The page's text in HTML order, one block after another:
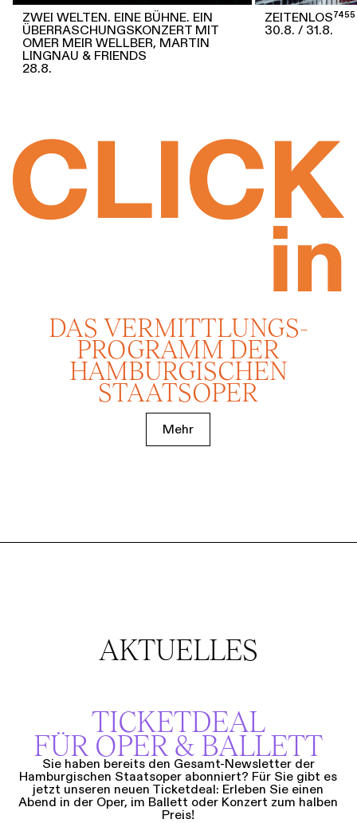
ZWEI WELTEN. EINE BÜHNE. EIN
ÜBERRASCHUNGSKONZERT MIT
OMER MEIR WELLBER, MARTIN
LINGNAU & FRIENDS
28.8.
ZEITENLOS⁷⁴⁵⁵
30.8.
31.8.
DAS VERMITTLUNGS­
PROGRAMM DER
HAMBURGISCHEN
STAATSOPER
Mehr
AKTUELLES
TICKETDEAL
FÜR OPER & BALLETT
Sie haben bereits den Gesamt-Newsletter der
Hamburgischen Staatsoper abonniert? Für Sie gibt es
jetzt unseren neuen Ticketdeal: Erleben Sie einen
Abend in der Oper, im Ballett oder Konzert zum halben
Preis!